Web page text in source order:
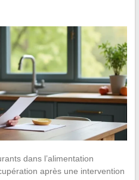
dans l’alimentation
après une intervention